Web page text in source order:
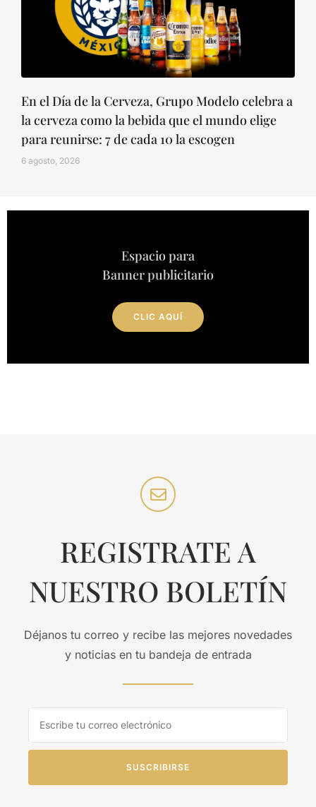
En el Día de la Cerveza, Grupo Modelo celebra a
la cerveza como la bebida que el mundo elige
para reunirse: 7 de cada 10 la escogen
6 agosto, 2026
Espacio para
Banner publicitario
CLIC AQUÍ
REGISTRATE A
NUESTRO BOLETÍN
Déjanos tu correo y recibe las mejores novedades
y noticias en tu bandeja de entrada
SUSCRIBIRSE